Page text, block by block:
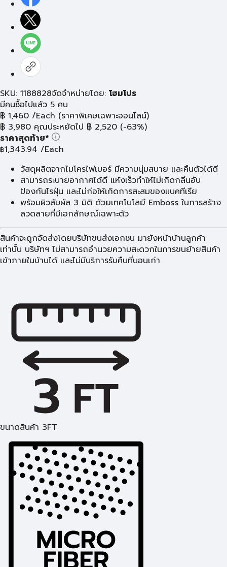
SKU: 1188828จัดจำหน่ายโดย: โฮมโปร
มีคนซื้อไปแล้ว 5 คน
฿ 1,460 /Each (ราคาพิเศษเฉพาะออนไลน์)
฿ 3,980 คุณประหยัดไป ฿ 2,520 (-63%)
ราคาสุดท้าย*
฿1,343.94 /Each
วัสดุผลิตจากไมโครไฟเบอร์ มีความนุ่มสบาย และคืนตัวได้ดี
สามารถระบายอากาศได้ดี แห้งเร็วทำให้ไม่เกิดกลิ่นอับ
ป้องกันไรฝุ่น และไม่ก่อให้เกิดการสะสมของแบคทีเรีย
พร้อมผิวสัมผัส 3 มิติ ด้วยเทคโนโลยี Emboss ในการสร้าง
ลวดลายที่มีเอกลักษณ์เฉพาะตัว
สินค้าจะถูกจัดส่งโดยบริษัทขนส่งเอกชน มายังหน้าบ้านลูกค้า
เท่านั้น บริษัทฯ ไม่สามารถอำนวยความสะดวกในการขนย้ายสินค้า
เข้าภายในบ้านได้ และไม่มีบริการรับคืนที่นอนเก่า
ขนาดสินค้า 3FT